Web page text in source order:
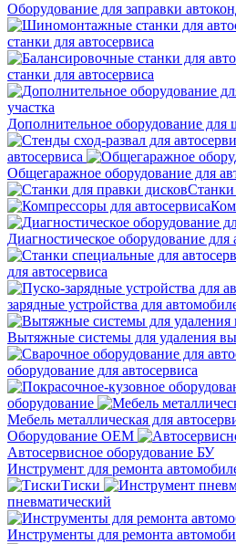
Оборудование для заправки
станки для автосервиса
станки для автосервиса
Дополнительное оборудование для
автосервиса
Общегаражное оборудование для
Станки
Диагностическое оборудование для
для автосервиса
зарядные устройства для
Вытяжные системы для удаления
оборудование для автосервиса
оборудование
Мебель металлическая для
Оборудование OEM
Автосервисное оборудование БУ
Инструмент для ремонта
Тиски
пневматический
Инструменты для ремонта